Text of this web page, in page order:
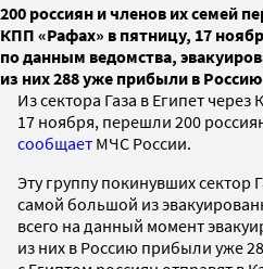
200 россиян и членов их семей
КПП «Рафах» в пятницу, 17
по данным ведомства,
из них 288 уже прибыли в Россию
Из сектора Газа в Египет через
17 ноября, перешли 200
сообщает МЧС России.
Эту группу покинувших сектор
самой большой из
всего на данный момент
из них в Россию прибыли уже